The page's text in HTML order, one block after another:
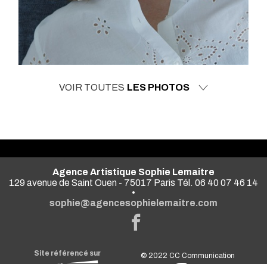
VOIR TOUTES LES PHOTOS
Agence Artistique Sophie Lemaitre
129 avenue de Saint Ouen - 75017 Paris Tél. 06 40 07 46 14
•
sophie@agencesophielemaitre.com
Site référencé sur © 2022CC Communication